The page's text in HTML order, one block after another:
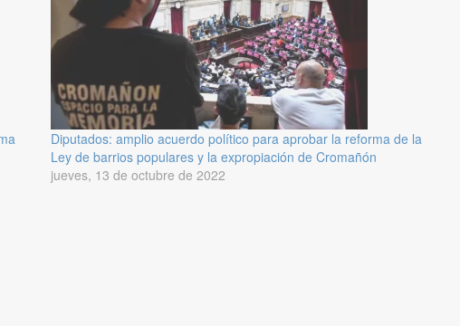
Diputados: amplio acuerdo político para aprobar la reforma de la
Ley de barrios populares y la expropiación de Cromañón
jueves, 13 de octubre de 2022